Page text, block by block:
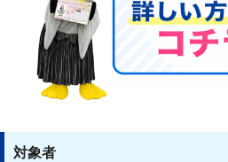
対象者